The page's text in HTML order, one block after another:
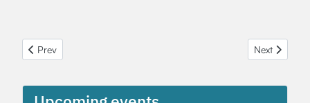
Previous article: Séminaire 2024 du DRIIHM et des OHM -
Prev Next article:
Next